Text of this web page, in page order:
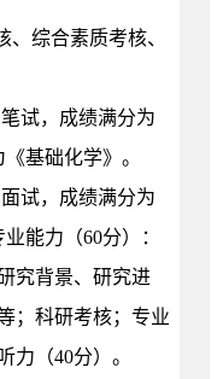
综合素质考核、
试，成绩满分为
《基础化学》。
试，成绩满分为
业能力（60分）：
究背景、研究进
；科研考核；专业
力（40分）。